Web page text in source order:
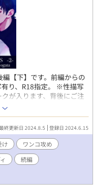
【下】です。前編からの
り、R18指定。 ※性描写
が入ります、背後にご注
ライト・カンヴァス
236881564 ※
高校美術科教師兼画家の
営業マンの速生（はや
事件を理由に転居をするこ
ゆうと）は、隣家に住む
会う。 心に傷を抱えた美
笑顔で包み込むように癒
終更新日 2024.8.5 登録日 2024.6.15
け
ワンコ攻め
続編